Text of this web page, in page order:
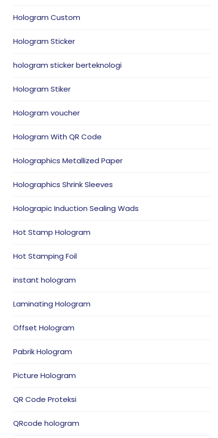
Hologram Custom
Hologram Sticker
hologram sticker berteknologi
Hologram Stiker
Hologram voucher
Hologram With QR Code
Holographics Metallized Paper
Holographics Shrink Sleeves
Holograpic Induction Sealing Wads
Hot Stamp Hologram
Hot Stamping Foil
instant hologram
Laminating Hologram
Offset Hologram
Pabrik Hologram
Picture Hologram
QR Code Proteksi
QRcode hologram